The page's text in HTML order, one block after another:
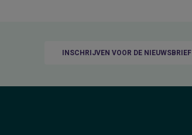
INSCHRIJVEN VOOR DE NIEUWSBRIEF